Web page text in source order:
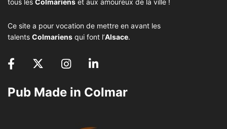
Ce site a pour vocation de mettre en avant les
talents Colmariens qui font l’Alsace.
Pub Made in Colmar